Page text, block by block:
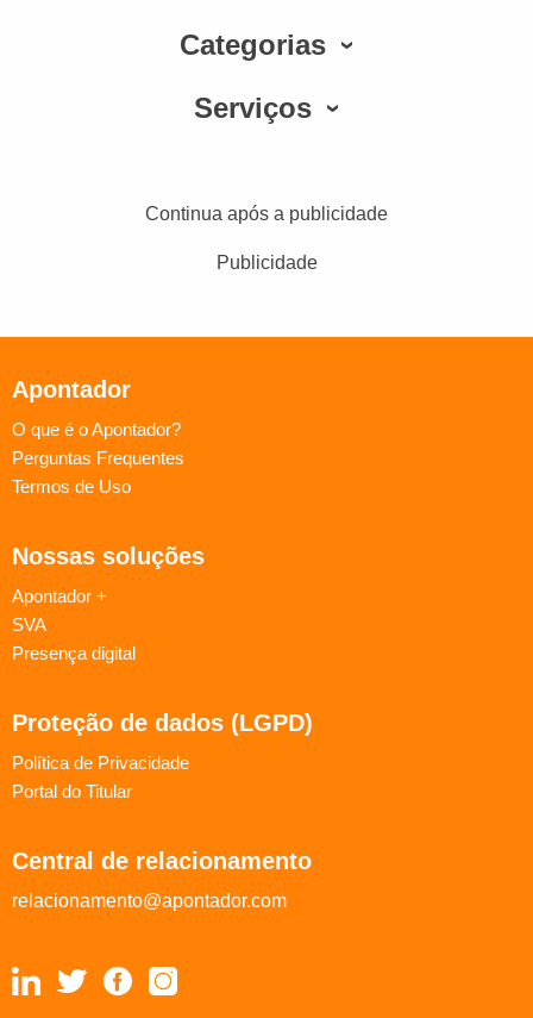
Categorias
Serviços
Continua após a publicidade
Publicidade
Apontador
O que é o Apontador?
Perguntas Frequentes
Termos de Uso
Nossas soluções
Apontador +
SVA
Presença digital
Proteção de dados (LGPD)
Política de Privacidade
Portal do Titular
Central de relacionamento
relacionamento@apontador.com